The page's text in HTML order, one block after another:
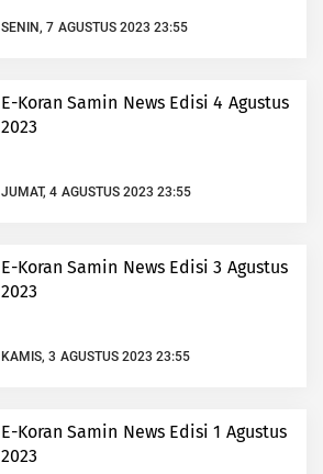
SENIN, 7 AGUSTUS 2023 23:55
E-Koran Samin News Edisi 4 Agustus
2023
JUMAT, 4 AGUSTUS 2023 23:55
E-Koran Samin News Edisi 3 Agustus
2023
KAMIS, 3 AGUSTUS 2023 23:55
E-Koran Samin News Edisi 1 Agustus
2023